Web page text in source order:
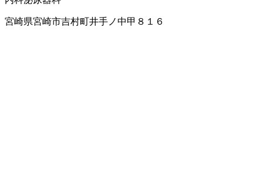
宮崎県宮崎市吉村町井手ノ中甲８１６